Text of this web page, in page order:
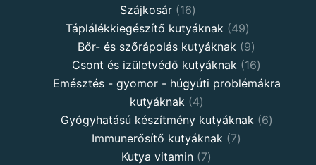
products
Szájkosár 1616
products
Táplálékkiegészítő kutyáknak 4949
products
Bőr- és szőrápolás kutyáknak 99
products
Csont és izületvédő kutyáknak 1616
products
Emésztés - gyomor - húgyúti problémákra
kutyáknak
44
products
Gyógyhatású készítmény kutyáknak 66
Immunerősítő kutyáknak 77
Kutya vitamin 77